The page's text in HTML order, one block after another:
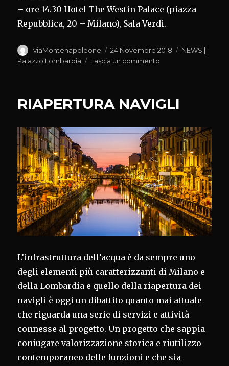
– ore 14.30 Hotel The Westin Palace (piazza
Repubblica, 20 – Milano), Sala Verdi.
Autore
viaMontenapoleone
Pubblicato
il
24 Novembre 2018 Categorie
NEWS |
Palazzo Lombardia
Lascia un commento
RIAPERTURA NAVIGLI
L’infrastruttura dell’acqua è da sempre uno
degli elementi più caratterizzanti di Milano e
della Lombardia e quello della riapertura dei
navigli è oggi un dibattito quanto mai attuale
che riguarda una serie di servizi e attività
connesse al progetto. Un progetto che sappia
coniugare valorizzazione storica e riutilizzo
contemporaneo delle funzioni e che sia